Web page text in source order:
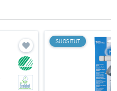
SUOSITUT